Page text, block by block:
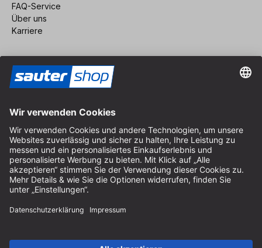
FAQ-Service
Über uns
Karriere
Impressum
AGB
Datenschutz
Cookie-Einstellungen
© 2026 sauter GmbH
* kostenloser Versand ab 150 Euro Bestellwert innerhalb